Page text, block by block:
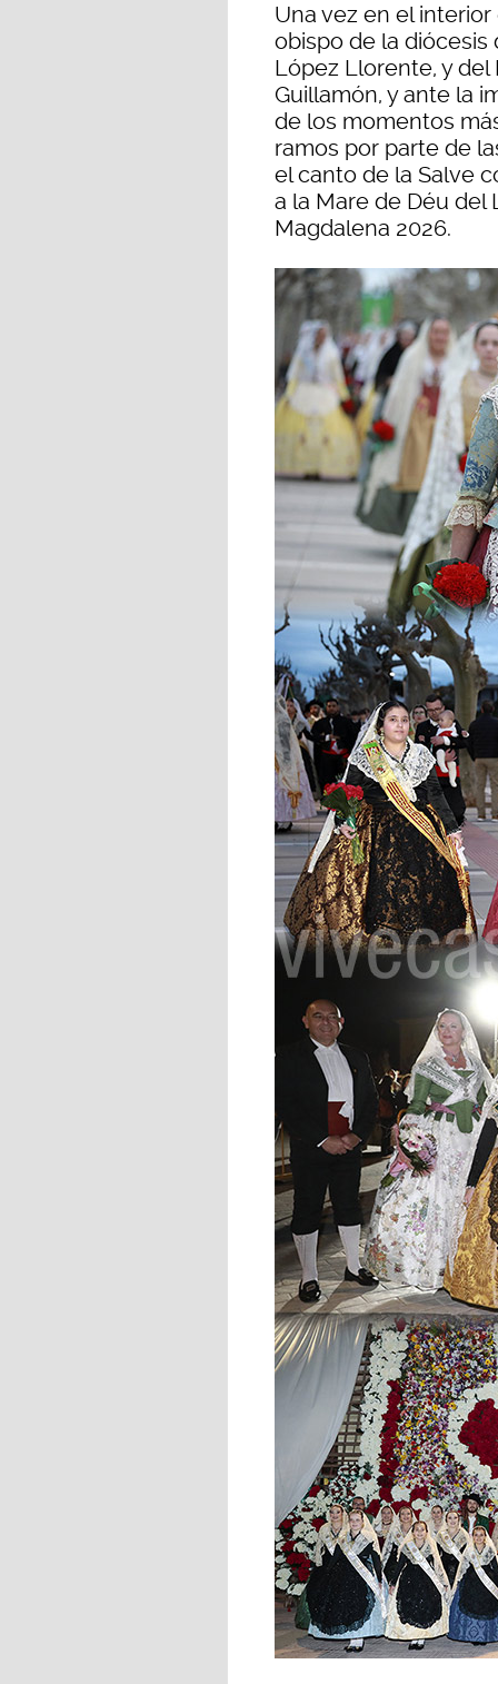
Una vez en el
obispo de la diócesis
López Llorente, y del
Guillamón, y ante la
de los momentos
ramos por parte de
el canto de la Salve
a la Mare de Déu del
Magdalena 2026.